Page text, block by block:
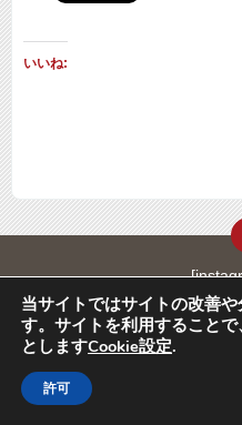
いいね:
当サイトではサイトの改善
す。サイトを利用すること
としますCookie設定.
許可